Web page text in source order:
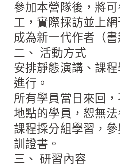
參加本營隊後，將
工，實際採訪並上
成為新一代作者（
二、 活動方式
安排靜態演講、課
進行。
所有學員當日來回
地點的學員，恕無
課程採分組學習，
訓證書。
三、 研習內容